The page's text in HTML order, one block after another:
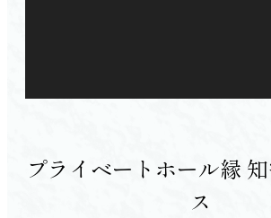
プライベートホール縁
ス